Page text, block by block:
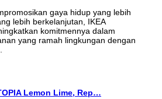
gaya hidup yang lebih
lebih berkelanjutan, IKEA
komitmennya dalam
yang ramah lingkungan dengan
Lemon Lime, Rep…